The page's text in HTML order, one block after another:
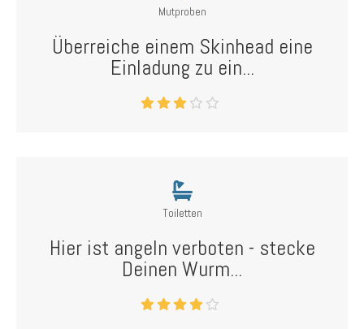
Mutproben
Überreiche einem Skinhead eine
Einladung zu ein...
Toiletten
Hier ist angeln verboten - stecke
Deinen Wurm...